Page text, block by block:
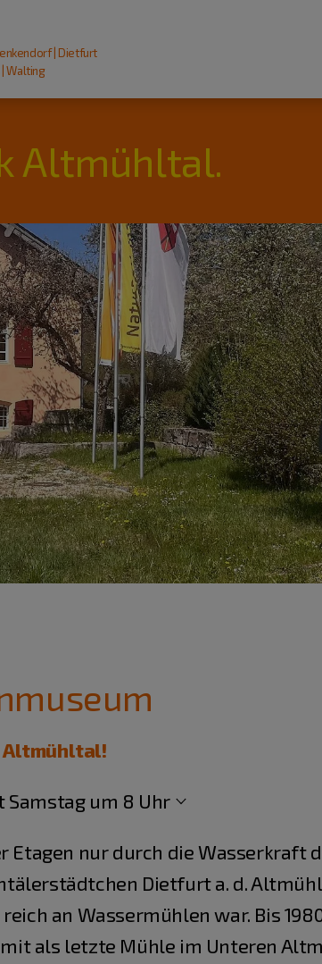
| Dietfurt
Walting
Altmühltal.
Altmühltal!
Samstag um 8 Uhr
Etagen nur durch die Wasserkraft
Dietfurt a. d.
an Wassermühlen war. Bis
als letzte Mühle im Unteren